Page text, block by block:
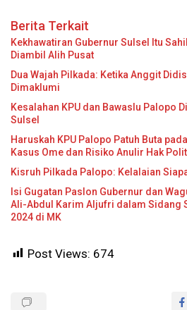
Berita Terkait
Kekhawatiran Gubernur Sulsel Itu
Diambil Alih Pusat
Dua Wajah Pilkada: Ketika Anggit
Dimaklumi
Kesalahan KPU dan Bawaslu Palopo
Sulsel
Haruskah KPU Palopo Patuh Buta
Kasus Ome dan Risiko Anulir Hak
Kisruh Pilkada Palopo: Kelalaian
Isi Gugatan Paslon Gubernur dan
Ali-Abdul Karim Aljufri dalam Sidang
2024 di MK
Post Views: 674